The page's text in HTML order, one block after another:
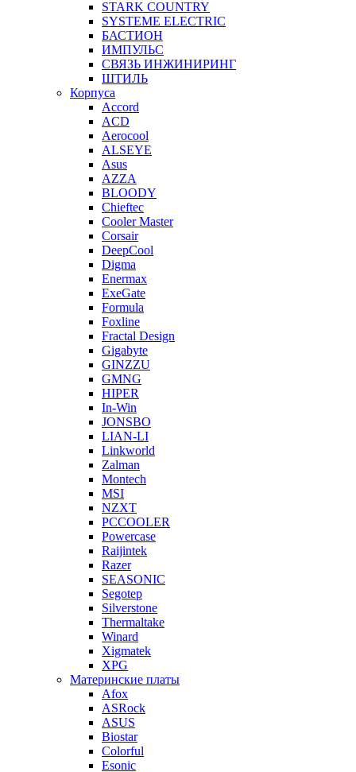
STARK COUNTRY
SYSTEME ELECTRIC
БАСТИОН
ИМПУЛЬС
СВЯЗЬ ИНЖИНИРИНГ
ШТИЛЬ
Корпуса
Accord
ACD
Aerocool
ALSEYE
Asus
AZZA
BLOODY
Chieftec
Cooler Master
Corsair
DeepCool
Digma
Enermax
ExeGate
Formula
Foxline
Fractal Design
Gigabyte
GINZZU
GMNG
HIPER
In-Win
JONSBO
LIAN-LI
Linkworld
Zalman
Montech
MSI
NZXT
PCCOOLER
Powercase
Raijintek
Razer
SEASONIC
Segotep
Silverstone
Thermaltake
Winard
Xigmatek
XPG
Материнские платы
Afox
ASRock
ASUS
Biostar
Colorful
Esonic